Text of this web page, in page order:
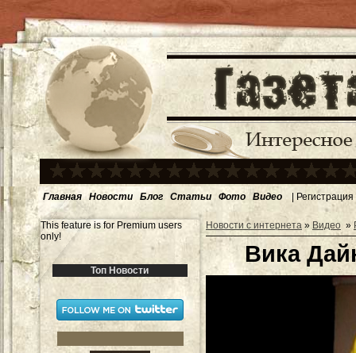
Главная Новости Блог Статьи Фото Видео | Регистрация
This feature is for Premium users
only!
Топ Новости
Новости с интернета » Видео »
Вика